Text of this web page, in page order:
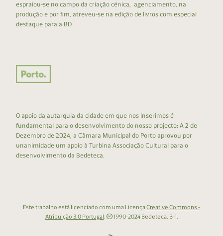
espraiou-se no campo da criação cénica, agenciamento, na
produção e por fim, atreveu-se na edição de livros com especial
destaque para a BD.
O apoio da autarquia da cidade em que nos inserimos é
fundamental para o desenvolvimento do nosso projecto: A 2 de
Dezembro de 2024, a Câmara Municipal do Porto aprovou por
unanimidade um apoio à Turbina Associação Cultural para o
desenvolvimento da Bedeteca.
Este trabalho está licenciado com uma LicençaCreative Commons -
Atribuição 3.0 Portugal. 1990-2024 Bedeteca. B-1.